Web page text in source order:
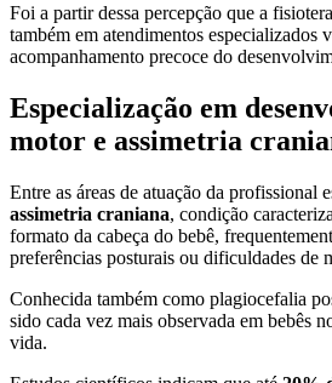
Foi a partir dessa percepção que a
também em atendimentos especializados
acompanhamento precoce do
Especialização em
motor e assimetria
Entre as áreas de atuação da profissional
assimetria craniana, condição
formato da cabeça do bebê,
preferências posturais ou dificuldades de
Conhecida também como plagiocefalia
sido cada vez mais observada em bebês
vida.